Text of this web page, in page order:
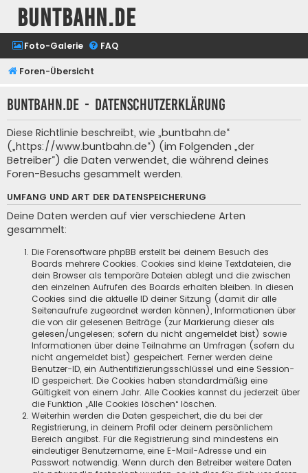
buntbahn.de
Foto-Galerie FAQ
Foren-Übersicht
buntbahn.de - Datenschutzerklärung
Diese Richtlinie beschreibt, wie „buntbahn.de“
(„https://www.buntbahn.de“) (im Folgenden „der
Betreiber“) die Daten verwendet, die während deines
Foren-Besuchs gesammelt werden.
UMFANG UND ART DER DATENSPEICHERUNG
Deine Daten werden auf vier verschiedene Arten
gesammelt:
Die Forensoftware phpBB erstellt bei deinem Besuch des
Boards mehrere Cookies. Cookies sind kleine Textdateien, die
dein Browser als temporäre Dateien ablegt und die zwischen
den einzelnen Aufrufen des Boards erhalten bleiben. In diesen
Cookies sind die aktuelle ID deiner Sitzung (damit dir alle
Seitenaufrufe zugeordnet werden können), Informationen über
die von dir gelesenen Beiträge (zur Markierung dieser als
gelesen/ungelesen; sofern du nicht angemeldet bist) sowie
Informationen über deine Teilnahme an Umfragen (sofern du
nicht angemeldet bist) gespeichert. Ferner werden deine
Benutzer-ID, ein Authentifizierungsschlüssel und eine Session-
ID gespeichert. Die Cookies haben standardmäßig eine
Gültigkeit von einem Jahr. Alle Cookies kannst du jederzeit über
die Funktion „Alle Cookies löschen“ löschen.
Weiterhin werden die Daten gespeichert, die du bei der
Registrierung, in deinem Profil oder deinem persönlichem
Bereich angibst. Für die Registrierung sind mindestens ein
eindeutiger Benutzername, eine E-Mail-Adresse und ein
Passwort notwendig. Wenn durch den Betreiber weitere Daten